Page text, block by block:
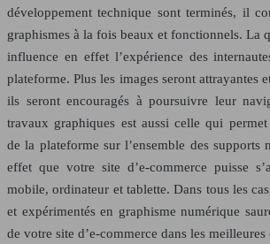
développement technique sont terminés, il
graphismes à la fois beaux et fonctionnels. La
influence en effet l’expérience des
plateforme. Plus les images seront attrayantes
ils seront encouragés à poursuivre leur
travaux graphiques est aussi celle qui permet
de la plateforme sur l’ensemble des supports
effet que votre site d’e-commerce puisse
mobile, ordinateur et tablette. Dans tous les
et expérimentés en graphisme numérique
de votre site d’e-commerce dans les